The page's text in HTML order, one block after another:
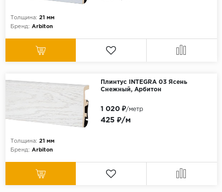
Толщина: 21 мм
Бренд: Arbiton
Плинтус INTEGRA 03 Ясень
Снежный, Арбитон
Толщина: 21 мм
Бренд: Arbiton
425 ₽/м
1 020 ₽/метр